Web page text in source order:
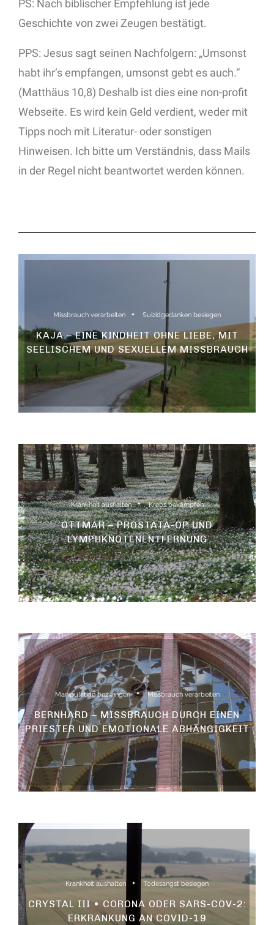
PS: Nach biblischer Empfehlung ist jede
Geschichte von zwei Zeugen bestätigt.
PPS: Jesus sagt seinen Nachfolgern: „Umsonst
habt ihr’s empfangen, umsonst gebt es auch.“
(Matthäus 10,8) Deshalb ist dies eine non-profit
Webseite. Es wird kein Geld verdient, weder mit
Tipps noch mit Literatur- oder sonstigen
Hinweisen. Ich bitte um Verständnis, dass Mails
in der Regel nicht beantwortet werden können.
Missbrauch verarbeiten Suizidgedanken besiegen
KAJA – EINE KINDHEIT OHNE LIEBE, MIT
SEELISCHEM UND SEXUELLEM MISSBRAUCH
Krankheit aushalten Krebs bekämpfen
OTTMAR – PROSTATA-OP UND
LYMPHKNOTENENTFERNUNG
Manipulation bezwingen Missbrauch verarbeiten
BERNHARD – MISSBRAUCH DURCH EINEN
PRIESTER UND EMOTIONALE ABHÄNGIGKEIT
Krankheit aushalten Todesangst besiegen
CRYSTAL III • CORONA ODER SARS-COV-2:
ERKRANKUNG AN COVID-19